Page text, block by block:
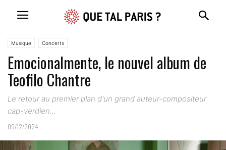
Musique Concerts
Emocionalmente, le nouvel album de
Teofilo Chantre
Le retour au premier plan d'un grand auteur-compositeur
cap-verdien...
09/12/2024